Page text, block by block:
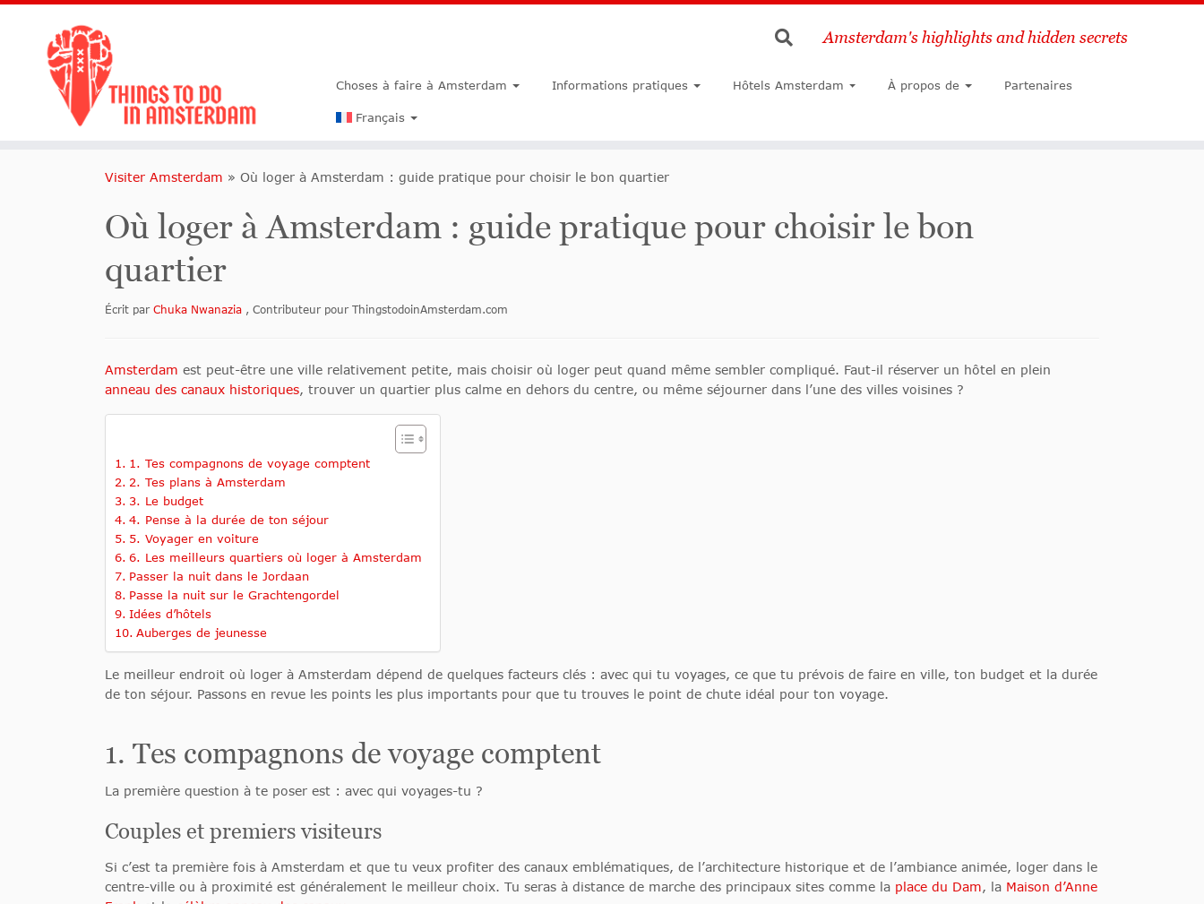
Chercher
Amsterdam's highlights and hidden secrets
Choses à faire à Amsterdam Informations pratiques Hôtels Amsterdam À propos de Partenaires
Français
Visiter Amsterdam » Où loger à Amsterdam : guide pratique pour choisir le bon quartier
Où loger à Amsterdam : guide pratique pour choisir le bon
quartier
Écrit par Chuka Nwanazia , Contributeur pour ThingstodoinAmsterdam.com
Amsterdam est peut-être une ville relativement petite, mais choisir où loger peut quand même sembler compliqué. Faut-il réserver un hôtel en plein
anneau des canaux historiques, trouver un quartier plus calme en dehors du centre, ou même séjourner dans l’une des villes voisines ?
1. Tes compagnons de voyage comptent
2. Tes plans à Amsterdam
3. Le budget
4. Pense à la durée de ton séjour
5. Voyager en voiture
6. Les meilleurs quartiers où loger à Amsterdam
Passer la nuit dans le Jordaan
Passe la nuit sur le Grachtengordel
Idées d’hôtels
Auberges de jeunesse
Le meilleur endroit où loger à Amsterdam dépend de quelques facteurs clés : avec qui tu voyages, ce que tu prévois de faire en ville, ton budget et la durée
de ton séjour. Passons en revue les points les plus importants pour que tu trouves le point de chute idéal pour ton voyage.
1. Tes compagnons de voyage comptent
La première question à te poser est : avec qui voyages-tu ?
Couples et premiers visiteurs
Si c’est ta première fois à Amsterdam et que tu veux profiter des canaux emblématiques, de l’architecture historique et de l’ambiance animée, loger dans le
centre-ville ou à proximité est généralement le meilleur choix. Tu seras à distance de marche des principaux sites comme la place du Dam, la Maison d’Anne